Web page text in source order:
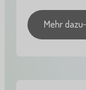
Mehr dazu